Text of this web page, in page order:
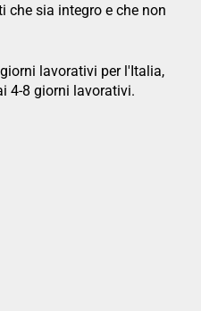
che sia integro e che non
lavorativi per l'Italia,
4-8 giorni lavorativi.